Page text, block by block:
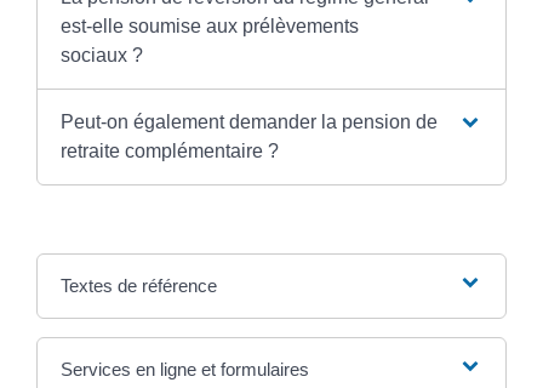
est-elle soumise aux prélèvements
sociaux ?
Peut-on également demander la pension de
retraite complémentaire ?
Textes de référence
Services en ligne et formulaires